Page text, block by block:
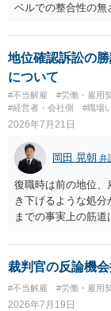
ベルでの整合性の無
地位確認訴訟の
について
#不当解雇 #労働・雇用
#経営者・会社側
#職場
2026年7月21日
岡田 晃朝 弁
復職時は前の地位、
き下げるような処
までの事実上の筋
ょうから、別途費用
らいならサービスで
裁判官の反論機
#不当解雇 #労働・雇用
2026年7月19日